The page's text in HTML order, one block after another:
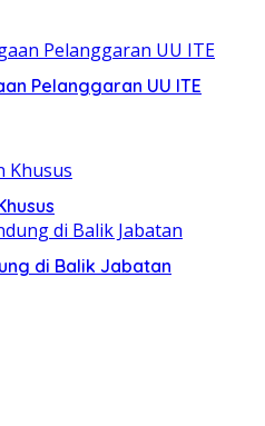
Pelanggaran UU ITE
di Balik Jabatan